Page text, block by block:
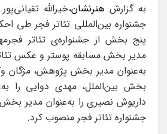
به گزارش هنرنشان،خیرالله
جشنواره‌ بین‌المللی تئاتر فجر طی
پنج بخش از جشنواره‌‌ی تئاتر
مدیر بخش مسابقه پوستر و عکس
به‌عنوان مدیر بخش پژوهش، مژگان
بخش بین‌الملل، مهدی دوایی را
داریوش نصیری را به‌عنوان مدیر
جشنواره‌ تئاتر فجر منصوب کرد.